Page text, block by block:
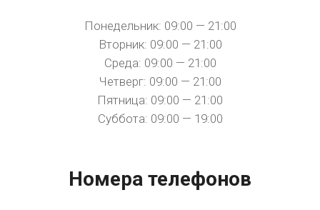
Понедельник: 09:00 — 21:00
Вторник: 09:00 — 21:00
Среда: 09:00 — 21:00
Четверг: 09:00 — 21:00
Пятница: 09:00 — 21:00
Суббота: 09:00 — 19:00
Номера телефонов